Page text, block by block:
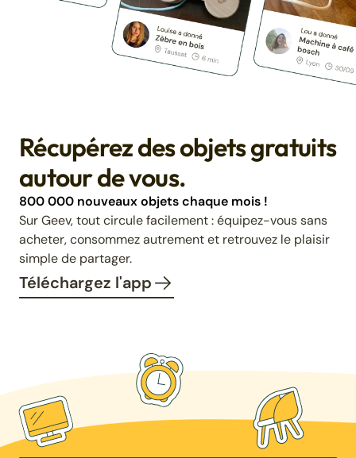
Récupérez des objets gratuits
autour de vous.
800 000 nouveaux objets chaque mois !
Sur Geev, tout circule facilement : équipez-vous sans
acheter, consommez autrement et retrouvez le plaisir
simple de partager.
Téléchargez l'app